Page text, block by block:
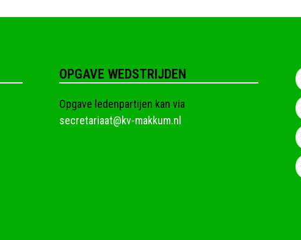
OPGAVE WEDSTRIJDEN
Opgave ledenpartijen kan via
secretariaat@kv-makkum.nl